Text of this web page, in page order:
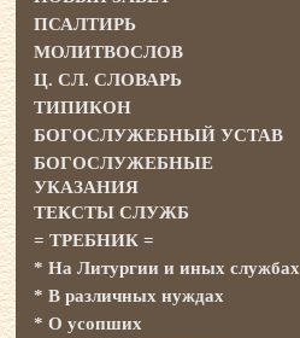
ПСАЛТИРЬ
МОЛИТВОСЛОВ
Ц. СЛ. СЛОВАРЬ
ТИПИКОН
БОГОСЛУЖЕБНЫЙ УСТАВ
БОГОСЛУЖЕБНЫЕ
УКАЗАНИЯ
ТЕКСТЫ СЛУЖБ
= ТРЕБНИК =
* На Литургии и иных службах
* В различных нуждах
* О усопших